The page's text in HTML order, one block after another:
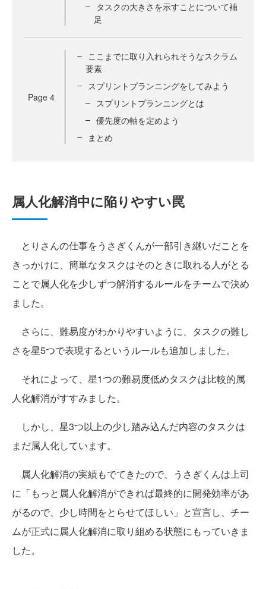
タスクの大きさを示すことについて補
足
Page 4
ここまでに取り入れられそうなスクラム
要素
スプリントプランニングをしてみよう
スプリントプランニングとは
優先度の軸を定めよう
まとめ
属人化解消中に陥りやすい罠
とりさんの仕事をうさぎくんが一部引き継いだことを
きっかけに、簡単なタスクはそのときに取れる人がとる
ことで属人化を少しずつ解消するルールをチームで決め
ました。
さらに、難易度がわかりやすいように、タスクの難し
さを星5つで表現するというルールも追加しました。
それによって、星1つの難易度低めタスクは比較的属
人化解消がすすみました。
しかし、星3つ以上の少し踏み込んだ内容のタスクは
まだ属人化しています。
属人化解消の実績もでてきたので、うさぎくんは上司
に「もっと属人化解消ができれば最終的に開発効率があ
がるので、少し時間をとらせてほしい」と宣言し、チー
ムが正式に属人化解消に取り組める状態にもっていきま
した。